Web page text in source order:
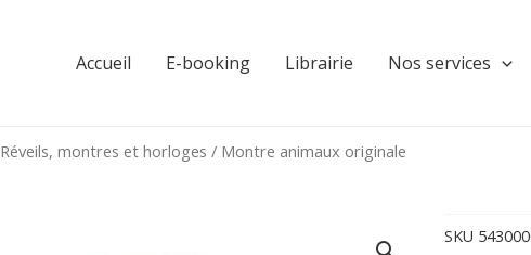
Accueil E-booking Librairie Nos services
Réveils, montres et horloges / Montre animaux originale
SKU